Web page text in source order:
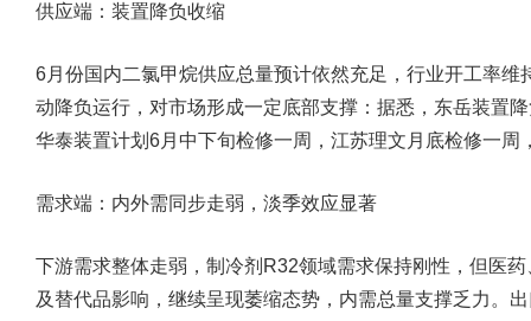
供应端：装置降负收缩
6月份国内二氯甲烷供应总量预计依然充足，行业开工率
动降负运行，对市场形成一定底部支撑：据悉，东岳装置
华泰装置计划6月中下旬检修一周，江苏理文月底检修一周
需求端：内外需同步走弱，淡季效应显著
下游需求整体走弱，制冷剂R32领域需求保持刚性，但医
及替代品影响，继续呈现萎缩态势，内需总量支撑乏力。